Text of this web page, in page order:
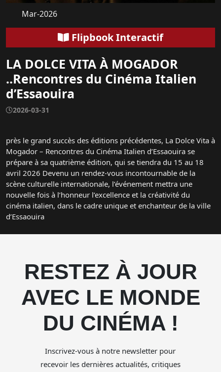
Mar-2026
Flipbook Interactif
LA DOLCE VITA À MOGADOR
..Rencontres du Cinéma Italien
d’Essaouira
2026-03-31
près le grand succès des éditions précédentes, La Dolce Vita à
Mogador – Rencontres du Cinéma Italien d’Essaouira se
prépare à sa quatrième édition, qui se tiendra du 15 au 18
avril 2026 Devenu un rendez-vous incontournable de la
scène culturelle internationale, l’événement mettra une
nouvelle fois à l’honneur l’excellence et la créativité du
cinéma italien, dans le cadre unique et enchanteur de la ville
d’Essaouira
RESTEZ À JOUR
AVEC LE MONDE
DU CINÉMA !
Inscrivez-vous à notre newsletter pour
recevoir les dernières actualités, critiques